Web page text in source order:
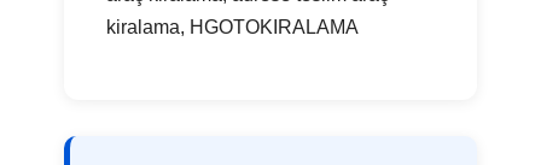
kiralama, HGOTOKIRALAMA